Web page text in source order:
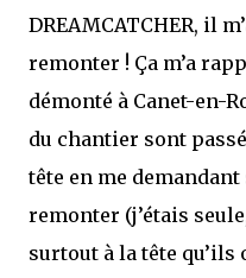
DREAMCATCHER, il
remonter ! Ça m’a
démonté à Canet-en-
du chantier sont
tête en me
remonter (j’étais
surtout à la tête qu’ils